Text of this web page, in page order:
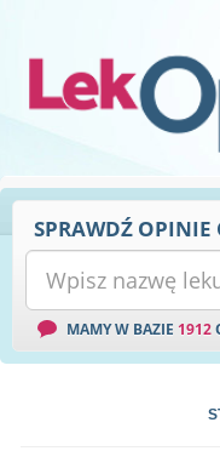
SPRAWDŹ OPINIE
MAMY W BAZIE 1912